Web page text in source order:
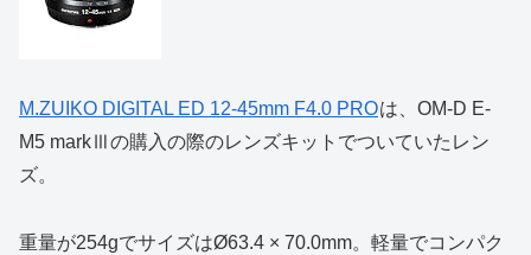
M.ZUIKO DIGITAL ED 12-45mm F4.0 PROは、OM-D E-
M5 markⅢの購入の際のレンズキットでついていたレン
ズ。
重量が254gでサイズはØ63.4 × 70.0mm。軽量でコンパク